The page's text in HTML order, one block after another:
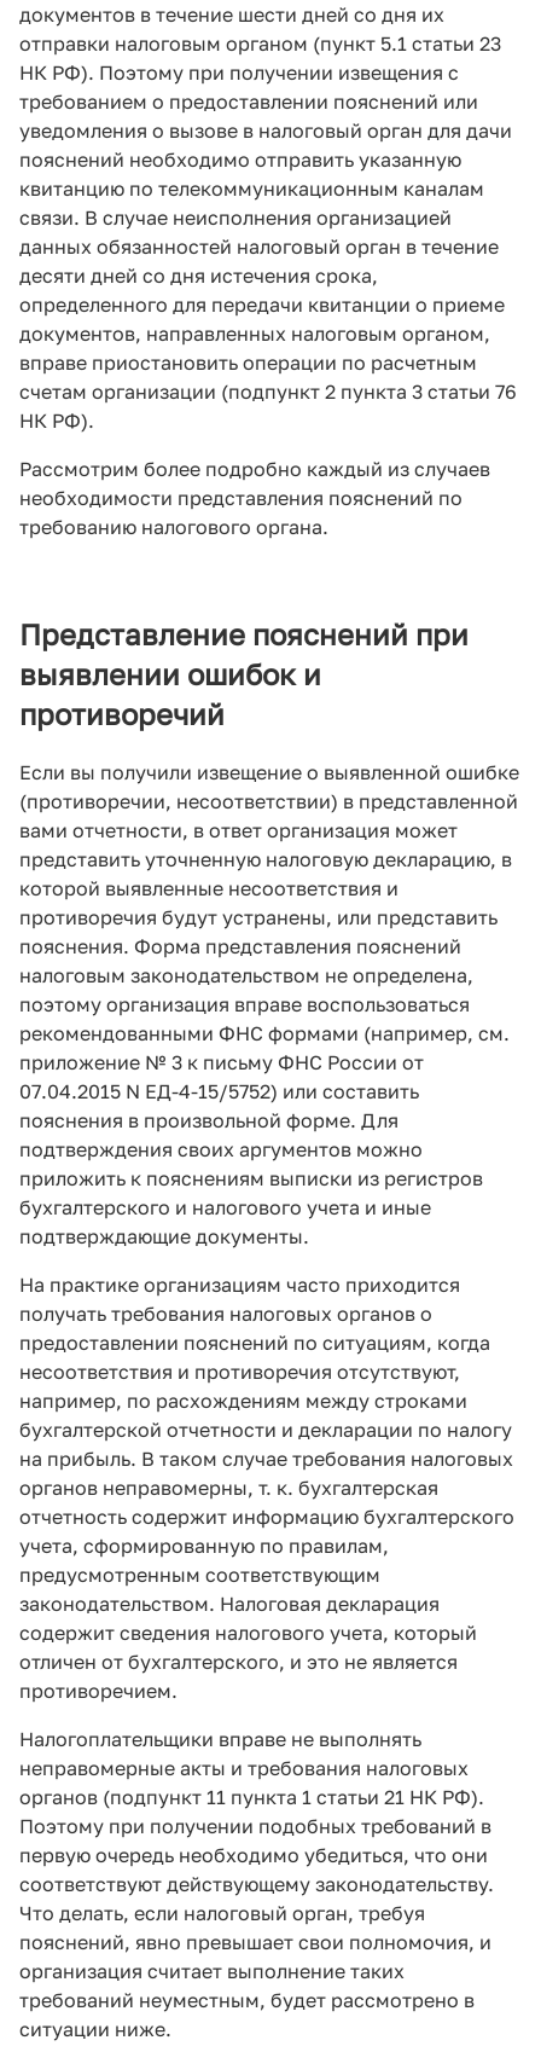
документов в течение шести дней со дня их
отправки налоговым органом (пункт 5.1 статьи 23
НК РФ). Поэтому при получении извещения с
требованием о предоставлении пояснений или
уведомления о вызове в налоговый орган для дачи
пояснений необходимо отправить указанную
квитанцию по телекоммуникационным каналам
связи. В случае неисполнения организацией
данных обязанностей налоговый орган в течение
десяти дней со дня истечения срока,
определенного для передачи квитанции о приеме
документов, направленных налоговым органом,
вправе приостановить операции по расчетным
счетам организации (подпункт 2 пункта 3 статьи 76
НК РФ).
Рассмотрим более подробно каждый из случаев
необходимости представления пояснений по
требованию налогового органа.
Представление пояснений при
выявлении ошибок и
противоречий
Если вы получили извещение о выявленной ошибке
(противоречии, несоответствии) в представленной
вами отчетности, в ответ организация может
представить уточненную налоговую декларацию, в
которой выявленные несоответствия и
противоречия будут устранены, или представить
пояснения. Форма представления пояснений
налоговым законодательством не определена,
поэтому организация вправе воспользоваться
рекомендованными ФНС формами (например, см.
приложение № 3 к письму ФНС России от
07.04.2015 N ЕД-4-15/5752) или составить
пояснения в произвольной форме. Для
подтверждения своих аргументов можно
приложить к пояснениям выписки из регистров
бухгалтерского и налогового учета и иные
подтверждающие документы.
На практике организациям часто приходится
получать требования налоговых органов о
предоставлении пояснений по ситуациям, когда
несоответствия и противоречия отсутствуют,
например, по расхождениям между строками
бухгалтерской отчетности и декларации по налогу
на прибыль. В таком случае требования налоговых
органов неправомерны, т. к. бухгалтерская
отчетность содержит информацию бухгалтерского
учета, сформированную по правилам,
предусмотренным соответствующим
законодательством. Налоговая декларация
содержит сведения налогового учета, который
отличен от бухгалтерского, и это не является
противоречием.
Налогоплательщики вправе не выполнять
неправомерные акты и требования налоговых
органов (подпункт 11 пункта 1 статьи 21 НК РФ).
Поэтому при получении подобных требований в
первую очередь необходимо убедиться, что они
соответствуют действующему законодательству.
Что делать, если налоговый орган, требуя
пояснений, явно превышает свои полномочия, и
организация считает выполнение таких
требований неуместным, будет рассмотрено в
ситуации ниже.